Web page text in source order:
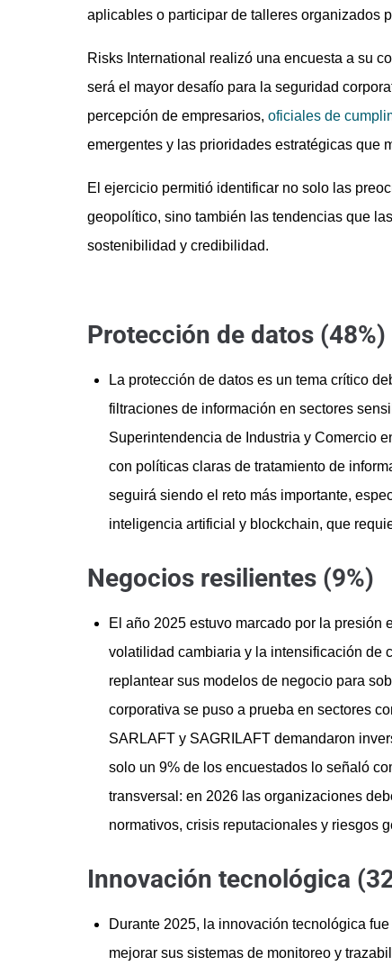
aplicables o participar de talleres organizados
Risks International realizó una encuesta a su
será el mayor desafío para la seguridad
percepción de empresarios, oficiales de
emergentes y las prioridades estratégicas que
El ejercicio permitió identificar no solo las
geopolítico, sino también las tendencias que
sostenibilidad y credibilidad.
Protección de datos (48%)
La protección de datos es un tema crítico
filtraciones de información en sectores
Superintendencia de Industria y Comercio
con políticas claras de tratamiento de
seguirá siendo el reto más importante,
inteligencia artificial y blockchain, que
Negocios resilientes (9%)
El año 2025 estuvo marcado por la
volatilidad cambiaria y la intensificación de
replantear sus modelos de negocio para
corporativa se puso a prueba en sectores
SARLAFT y SAGRILAFT demandaron
solo un 9% de los encuestados lo señaló
transversal: en 2026 las organizaciones
normativos, crisis reputacionales y riesgos
Innovación tecnológica
Durante 2025, la innovación tecnológica
mejorar sus sistemas de monitoreo y